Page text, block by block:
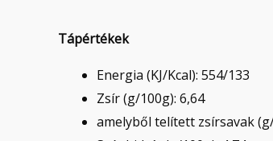
Tápértékek
Energia (KJ/Kcal): 554/133
Zsír (g/100g): 6,64
amelyből telített zsírsavak